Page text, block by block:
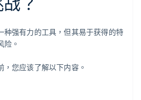
种强有力的工具，但其易于获得的特
险。
，您应该了解以下内容。